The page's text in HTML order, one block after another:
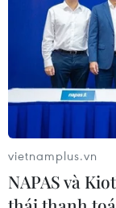
Khám sàng
Khởi động
Minh, sau hai
25 bệnh viện
qua 4 đợt
trình chuyển
được nhiều
vietnamplus.vn
NAPAS và